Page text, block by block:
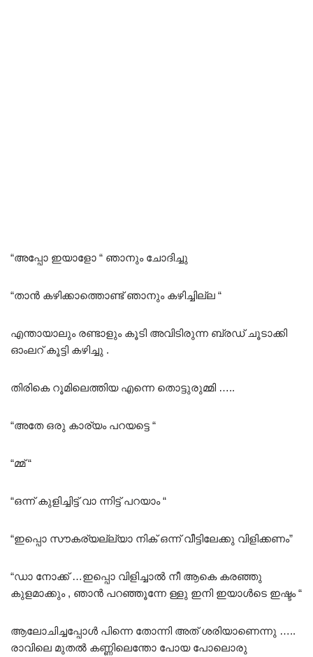
“അപ്പോ ഇയാളോ “ ഞാനും ചോദിച്ചു
“താൻ കഴിക്കാത്തൊണ്ട് ഞാനും കഴിച്ചില്ല “
എന്തായാലും രണ്ടാളും കൂടി അവിടിരുന്ന ബ്രഡ് ചൂടാക്കി
ഓംലറ് കൂട്ടി കഴിച്ചു .
തിരികെ റൂമിലെത്തിയ എന്നെ തൊട്ടുരുമ്മി …..
“അതേ ഒരു കാര്യം പറയട്ടെ “
“മ്മ് “
“ഒന്ന് കുളിച്ചിട്ട് വാ ന്നിട്ട് പറയാം “
“ഇപ്പൊ സൗകര്യല്ല്യാ നിക് ഒന്ന് വീട്ടിലേക്കു വിളിക്കണം”
“ഡാ നോക്ക് …ഇപ്പൊ വിളിച്ചാൽ നീ ആകെ കരഞ്ഞു
കുളമാക്കും , ഞാൻ പറഞ്ഞൂന്നേ ള്ളു ഇനി ഇയാൾടെ ഇഷ്ടം “
ആലോചിച്ചപ്പോൾ പിന്നെ തോന്നി അത് ശരിയാണെന്നു …..
രാവിലെ മുതൽ കണ്ണിലെന്തോ പോയ പോലൊരു